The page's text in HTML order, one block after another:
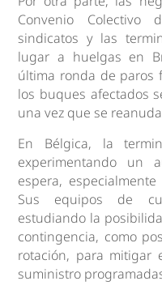
Convenio Colectivo
sindicatos y las
lugar a huelgas en
última ronda de paros
los buques afectados
una vez que se
En Bélgica, la
experimentando un
espera,
Sus equipos de
estudiando la
contingencia, como
rotación, para mitigar
suministro